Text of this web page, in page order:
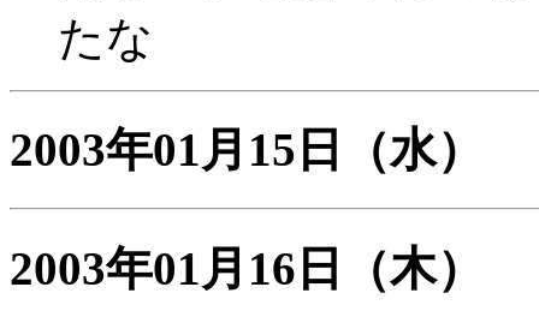
たな
2003年01月15日 （水）
2003年01月16日 （木）